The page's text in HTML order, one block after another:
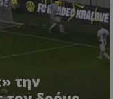
την